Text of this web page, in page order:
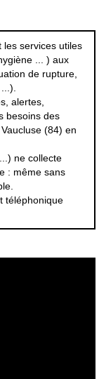
les services utiles
... ) aux
de rupture,
alertes,
besoins des
(84) en
ne collecte
: même sans
téléphonique